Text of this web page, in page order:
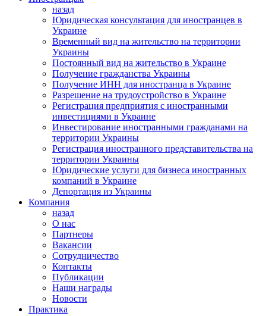
назад
Юридическая консультация для иностранцев в
Украине
Временный вид на жительство на территории
Украины
Постоянный вид на жительство в Украине
Получение гражданства Украины
Получение ИНН для иностранца в Украине
Разрешение на трудоустройство в Украине
Регистрация предприятия с иностранными
инвестициями в Украине
Инвестирование иностранными гражданами на
территории Украины
Регистрация иностранного представительства на
территории Украины
Юридические услуги для бизнеса иностранных
компаний в Украине
Депортация из Украины
Компания
назад
О нас
Партнеры
Вакансии
Сотрудничество
Контакты
Публикации
Наши награды
Новости
Практика